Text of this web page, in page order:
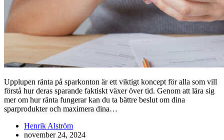
Upplupen ränta på sparkonton är ett viktigt koncept för alla som vill
förstå hur deras sparande faktiskt växer över tid. Genom att lära sig
mer om hur ränta fungerar kan du ta bättre beslut om dina
sparprodukter och maximera dina…
Henrik Alström
november 24, 2024